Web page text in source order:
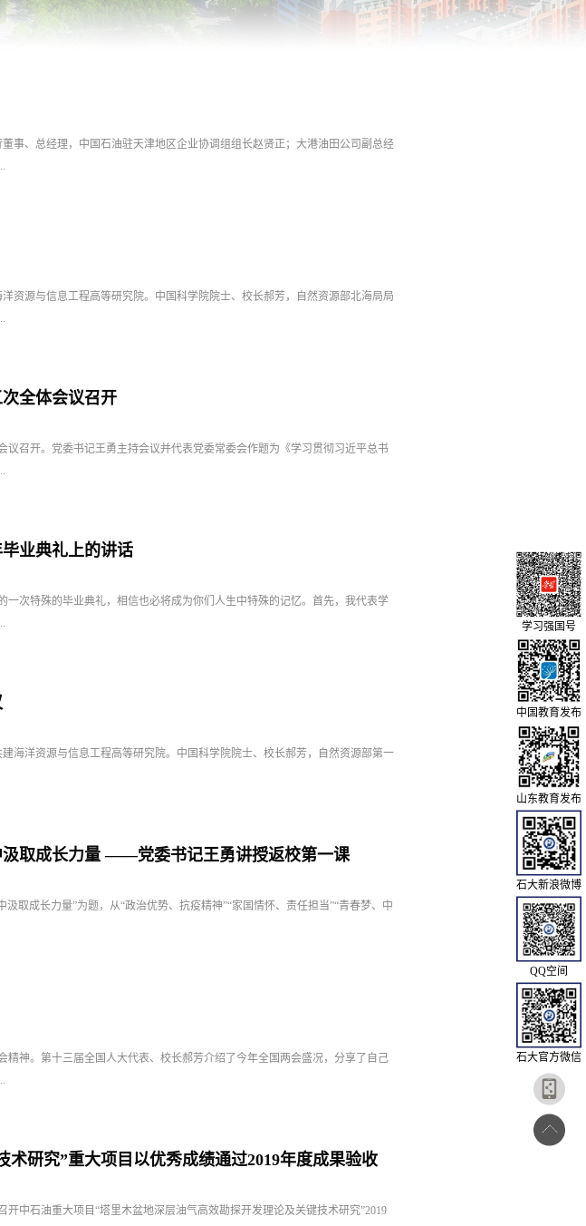
事、总经理，中国石油驻天津地区企业协调组组长赵贤正；大港油田公司副总经
资源与信息工程高等研究院。中国科学院院士、校长郝芳，自然资源部北海局局
全体会议召开
召开。党委书记王勇主持会议并代表党委常委会作题为《学习贯彻习近平总书
业典礼上的讲话
次特殊的毕业典礼，相信也必将成为你们人生中特殊的记忆。首先，我代表学
海洋资源与信息工程高等研究院。中国科学院院士、校长郝芳，自然资源部第一
取成长力量 ——党委书记王勇讲授返校第一课
成长力量”为题，从“政治优势、抗疫精神”“家国情怀、责任担当”“青春梦、中
神。第十三届全国人大代表、校长郝芳介绍了今年全国两会盛况，分享了自己
研究”重大项目以优秀成绩通过2019年度成果验收
中石油重大项目“塔里木盆地深层油气高效勘探开发理论及关键技术研究”2019
学习强国号
中国教育发布
山东教育发布
石大新浪微博
QQ空间
石大官方微信